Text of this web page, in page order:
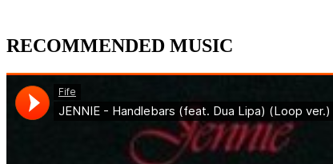
RECOMMENDED MUSIC